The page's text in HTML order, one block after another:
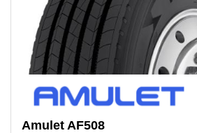
Amulet AF508